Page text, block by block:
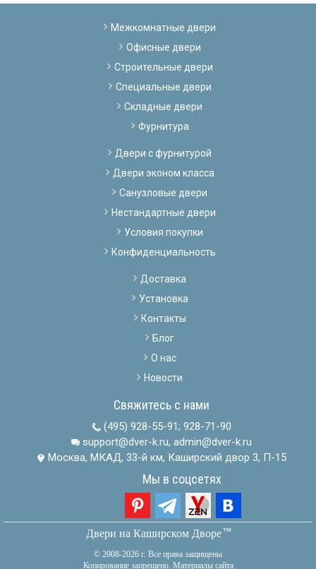
Межкомнатные двери
Офисные двери
Строительные двери
Специальные двери
Складные двери
Фурнитура
Двери с фурнитурой
Двери эконом класса
Санузловые двери
Нестандартные двери
Условия покупки
Конфиденциальность
Доставка
Установка
Контакты
Блог
О нас
Новости
Свяжитесь с нами
(495) 928-55-91; 928-71-90
support@dver-k.ru, admin@dver-k.ru
Москва, МКАД, 33-й км, Каширский двор 3, П-15
Мы в соцсетях
Двери на Каширском Дворетм
© 2008-2026 г. Все права защищены
Копирование запрещено. Материалы сайта